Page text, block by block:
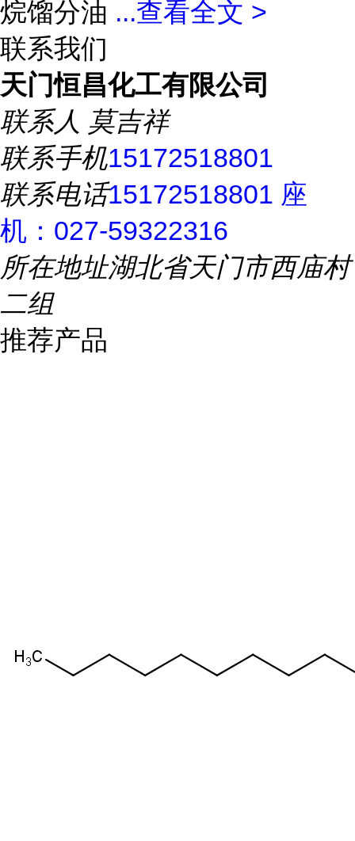
烷馏分油 ...查看全文 >
联系我们
天门恒昌化工有限公司
联系人 莫吉祥
联系手机15172518801
联系电话15172518801 座
机：027-59322316
所在地址湖北省天门市西庙村
二组
推荐产品